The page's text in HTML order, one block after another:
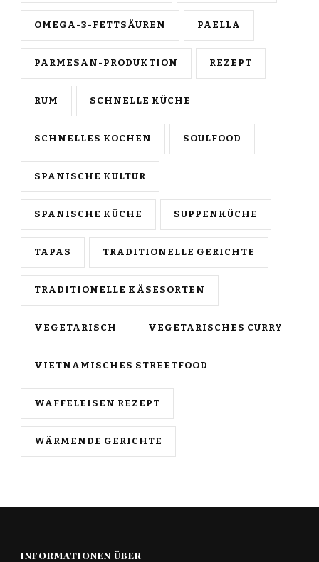
OMEGA-3-FETTSÄUREN PAELLA
PARMESAN-PRODUKTION REZEPT
RUM SCHNELLE KÜCHE
SCHNELLES KOCHEN SOULFOOD
SPANISCHE KULTUR
SPANISCHE KÜCHE SUPPENKÜCHE
TAPAS TRADITIONELLE GERICHTE
TRADITIONELLE KÄSESORTEN
VEGETARISCH VEGETARISCHES CURRY
VIETNAMISCHES STREETFOOD
WAFFELEISEN REZEPT
WÄRMENDE GERICHTE
INFORMATIONEN ÜBER